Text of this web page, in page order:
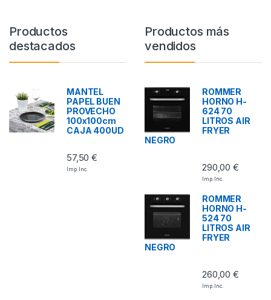
Productos
destacados
MANTEL
PAPEL BUEN
PROVECHO
100x100cm
CAJA 400UD
57,50€
Imp. Inc.
Productos más
vendidos
ROMMER
HORNO H-
624 70
LITROS AIR
FRYER
NEGRO
290,00€
Imp. Inc.
ROMMER
HORNO H-
524 70
LITROS AIR
FRYER
NEGRO
260,00€
Imp. Inc.